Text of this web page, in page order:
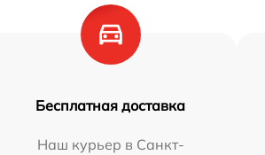
Бесплатная доставка
Наш курьер в Санкт-